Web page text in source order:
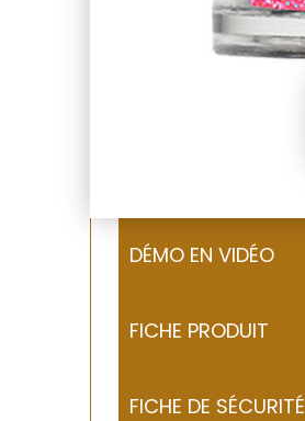
DÉMO EN VIDÉO
FICHE PRODUIT
FICHE DE SÉCURITÉ